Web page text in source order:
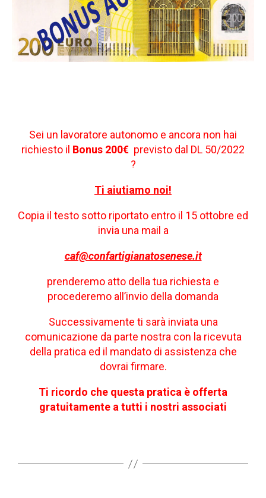
Sei un lavoratore autonomo e ancora non hai
richiesto il Bonus 200€ previsto dal DL 50/2022
?
Ti aiutiamo noi!
Copia il testo sotto riportato entro il 15 ottobre ed
invia una mail a
caf@confartigianatosenese.it
prenderemo atto della tua richiesta e
procederemo all’invio della domanda
Successivamente ti sarà inviata una
comunicazione da parte nostra con la ricevuta
della pratica ed il mandato di assistenza che
dovrai firmare.
Ti ricordo che questa pratica è offerta
gratuitamente a tutti i nostri associati